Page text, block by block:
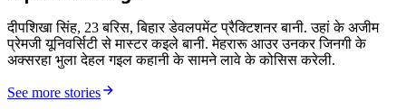
दीपशिखा सिंह, 23 बरिस, बिहार डेवलपमेंट प्रैक्टिशनर बानी. उहां के अजीम
प्रेमजी यूनिवर्सिटी से मास्टर कइले बानी. मेहरारू आउर उनकर जिनगी के
अक्सरहा भुला देहल गइल कहानी के सामने लावे के कोसिस करेली.
See more stories